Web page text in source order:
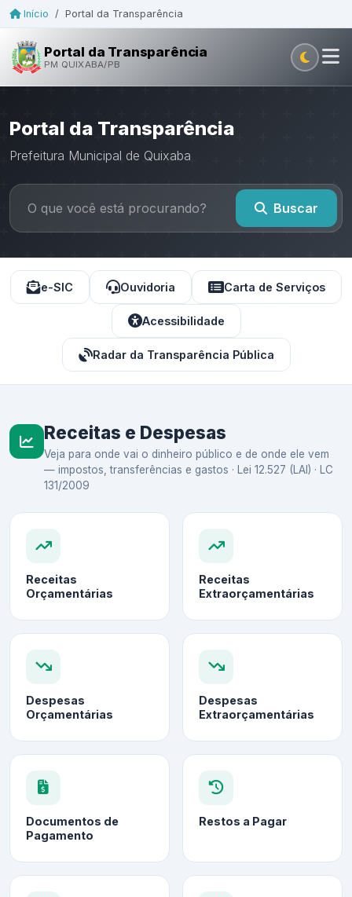
Início / Portal da Transparência
Portal da Transparência
PM QUIXABA/PB
Portal da Transparência
Prefeitura Municipal de Quixaba
Buscar
e-SIC Ouvidoria Carta de Serviços
Acessibilidade
Radar da Transparência Pública
Receitas e Despesas
Veja para onde vai o dinheiro público e de onde ele vem
— impostos, transferências e gastos · Lei 12.527 (LAI) · LC
131/2009
Receitas
Orçamentárias
Receitas
Extraorçamentárias
Despesas
Orçamentárias
Despesas
Extraorçamentárias
Documentos de
Pagamento
Restos a Pagar